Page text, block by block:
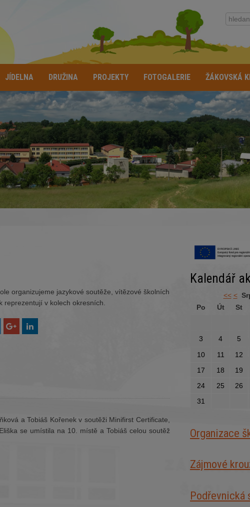
JÍDELNA DRUŽINA PROJEKTY FOTOGALERIE ŽÁKOVSKÁ
organizujeme jazykové soutěže, vítězové školních
reprezentují v kolech okresních.
a Tobiáš Kořenek v soutěži Minifirst Certificate,
se umístila na 10. místě a Tobiáš celou soutěž
Kalendář
<< <
Po
Út St
3
4 5
10
11 12
17
18 19
24
25 26
31
Organizace
Zájmové
Podřevnická